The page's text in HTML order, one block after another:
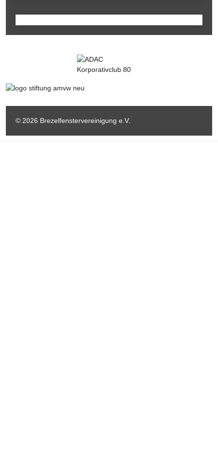
© 2026 Brezelfenstervereinigung e.V.